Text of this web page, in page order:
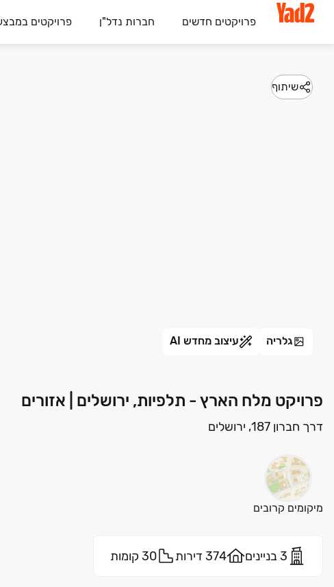
פרויקטים חדשים חברות נדל"ן פרויקטים
שיתוף
גלריה עיצוב מחדש AI
פרויקט מלח הארץ - תלפיות, ירושלים | אזורים
דרך חברון 187, ירושלים
מיקומים קרובים
3 בניינים 374 דירות 30 קומות